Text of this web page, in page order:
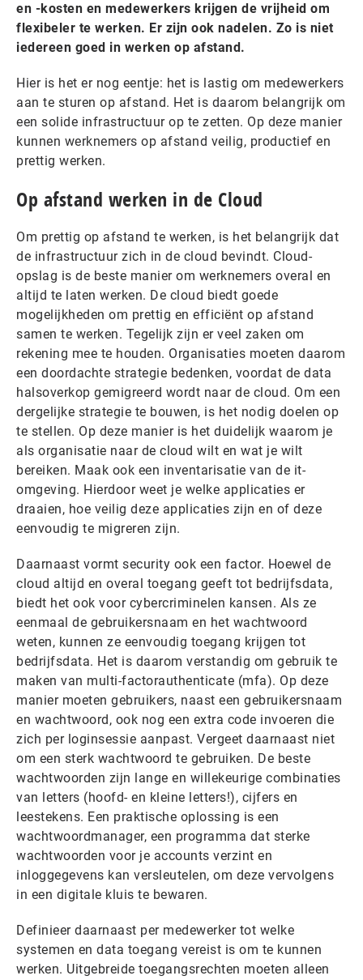
en -kosten en medewerkers krijgen de vrijheid om
flexibeler te werken. Er zijn ook nadelen. Zo is niet
iedereen goed in werken op afstand.
Hier is het er nog eentje: het is lastig om medewerkers
aan te sturen op afstand. Het is daarom belangrijk om
een solide infrastructuur op te zetten. Op deze manier
kunnen werknemers op afstand veilig, productief en
prettig werken.
Op afstand werken in de Cloud
Om prettig op afstand te werken, is het belangrijk dat
de infrastructuur zich in de cloud bevindt. Cloud-
opslag is de beste manier om werknemers overal en
altijd te laten werken. De cloud biedt goede
mogelijkheden om prettig en efficiënt op afstand
samen te werken. Tegelijk zijn er veel zaken om
rekening mee te houden. Organisaties moeten daarom
een doordachte strategie bedenken, voordat de data
halsoverkop gemigreerd wordt naar de cloud. Om een
dergelijke strategie te bouwen, is het nodig doelen op
te stellen. Op deze manier is het duidelijk waarom je
als organisatie naar de cloud wilt en wat je wilt
bereiken. Maak ook een inventarisatie van de it-
omgeving. Hierdoor weet je welke applicaties er
draaien, hoe veilig deze applicaties zijn en of deze
eenvoudig te migreren zijn.
Daarnaast vormt security ook een factor. Hoewel de
cloud altijd en overal toegang geeft tot bedrijfsdata,
biedt het ook voor cybercriminelen kansen. Als ze
eenmaal de gebruikersnaam en het wachtwoord
weten, kunnen ze eenvoudig toegang krijgen tot
bedrijfsdata. Het is daarom verstandig om gebruik te
maken van multi-factorauthenticate (mfa). Op deze
manier moeten gebruikers, naast een gebruikersnaam
en wachtwoord, ook nog een extra code invoeren die
zich per loginsessie aanpast. Vergeet daarnaast niet
om een sterk wachtwoord te gebruiken. De beste
wachtwoorden zijn lange en willekeurige combinaties
van letters (hoofd- en kleine letters!), cijfers en
leestekens. Een praktische oplossing is een
wachtwoordmanager, een programma dat sterke
wachtwoorden voor je accounts verzint en
inloggegevens kan versleutelen, om deze vervolgens
in een digitale kluis te bewaren.
Definieer daarnaast per medewerker tot welke
systemen en data toegang vereist is om te kunnen
werken. Uitgebreide toegangsrechten moeten alleen